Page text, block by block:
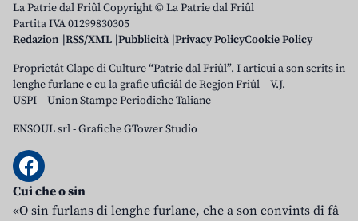
La Patrie dal Friûl Copyright © La Patrie dal Friûl
Partita IVA 01299830305
Redazion RSS/XML Pubblicità Privacy PolicyCookie Policy
Proprietât Clape di Culture “Patrie dal Friûl”. I articui a son scrits in
lenghe furlane e cu la grafie uficiâl de Regjon Friûl – V.J.
USPI – Union Stampe Periodiche Taliane
ENSOUL srl-Grafiche GTower Studio
Cui che o sin
«O sin furlans di lenghe furlane, che a son convints di fâ